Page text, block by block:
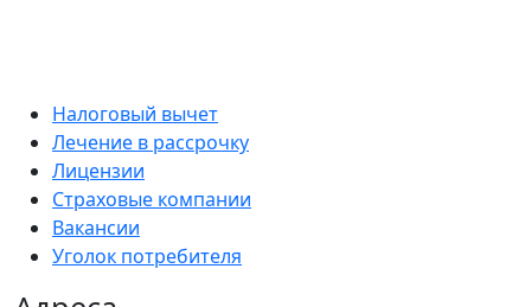
Налоговый вычет
Лечение в рассрочку
Лицензии
Страховые компании
Вакансии
Уголок потребителя